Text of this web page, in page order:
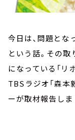
今日は、問題と
という話。その
になっている「リ
TBSラジオ「森本
ーが取材報告しま